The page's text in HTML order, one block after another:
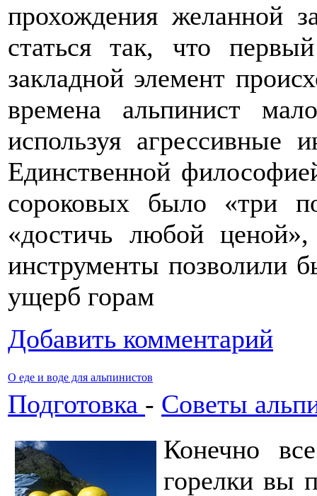
прохождения желанной
статься так, что
закладной элемент
времена альпинист
используя агрессивные
Единственной
сороковых было «три
«достичь любой
инструменты позволили
ущерб горам
Добавить комментарий
О еде и воде для альпинистов
Подготовка - Советы
Конечно
горелки вы